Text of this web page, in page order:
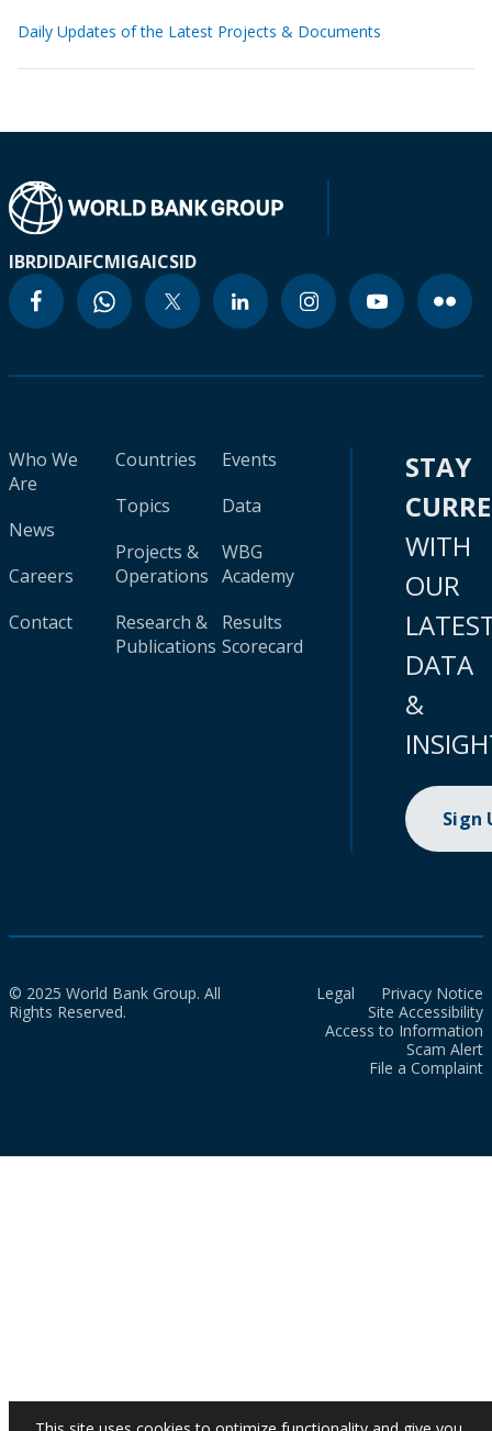
Daily Updates of the Latest Projects & Documents
IBRDIDAIFCMIGAICSID
Who We
Are
News
Careers
Contact
Countries
Topics
Projects &
Operations
Research &
Publications
Events
Data
WBG
Academy
Results
Scorecard
STAY
WITH
OUR
DATA
&
Sign
© 2025 World Bank Group. All
Rights Reserved.
Legal
Privacy Notice
Site Accessibility
Access to Information
Scam Alert
File a Complaint